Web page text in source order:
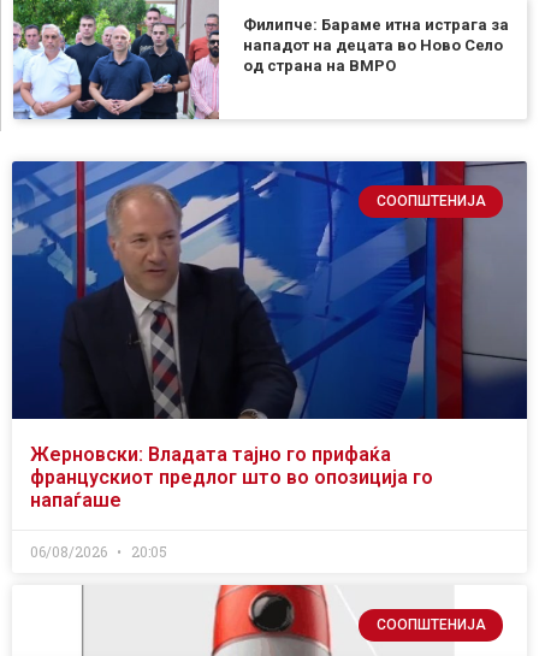
Филипче: Бараме итна истрага за
нападот на децата во Ново Село
од страна на ВМРО
СООПШТЕНИЈА
Жерновски: Владата тајно го прифаќа
францускиот предлог што во опозиција го
напаѓаше
06/08/2026 20:05
СООПШТЕНИЈА